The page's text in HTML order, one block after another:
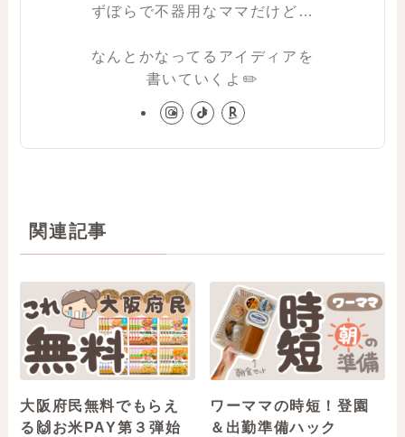
ずぼらで不器用なママだけど…
なんとかなってるアイディアを
書いていくよ✏️
関連記事
大阪府民無料でもらえ
る🙌お米PAY第３弾始
ワーママの時短！登園
＆出勤準備ハック